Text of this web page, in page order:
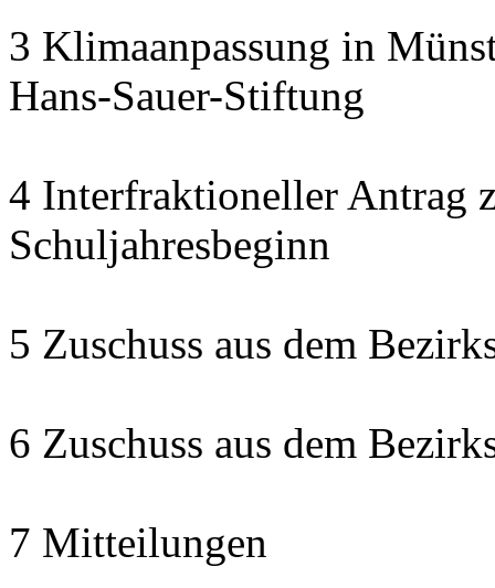
3 Klimaanpassung in
Hans-Sauer-Stiftung
4 Interfraktioneller Antrag
Schuljahresbeginn
5 Zuschuss aus dem
6 Zuschuss aus dem
7 Mitteilungen